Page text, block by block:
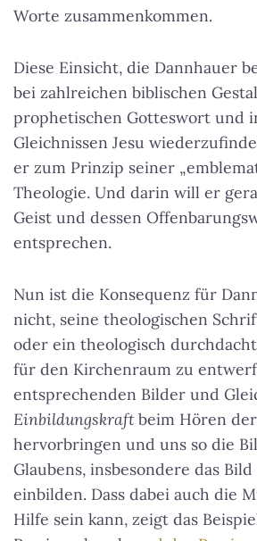
Worte zusammenkommen.
Diese Einsicht, die Dannhauer
bei zahlreichen biblischen
prophetischen Gotteswort und
Gleichnissen Jesu
er zum Prinzip seiner
Theologie. Und darin will er
Geist und dessen
entsprechen.
Nun ist die Konsequenz für
nicht, seine theologischen
oder ein theologisch
für den Kirchenraum zu
entsprechenden Bilder und
Einbildungskraftbeim Hören
hervorbringen und uns so die
Glaubens, insbesondere das
einbilden. Dass dabei auch die
Hilfe sein kann, zeigt das